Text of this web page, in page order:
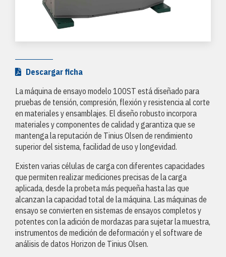
Descargar ficha
La máquina de ensayo modelo 100ST está diseñado para
pruebas de tensión, compresión, flexión y resistencia al corte
en materiales y ensamblajes. El diseño robusto incorpora
materiales y componentes de calidad y garantiza que se
mantenga la reputación de Tinius Olsen de rendimiento
superior del sistema, facilidad de uso y longevidad.
Existen varias células de carga con diferentes capacidades
que permiten realizar mediciones precisas de la carga
aplicada, desde la probeta más pequeña hasta las que
alcanzan la capacidad total de la máquina. Las máquinas de
ensayo se convierten en sistemas de ensayos completos y
potentes con la adición de mordazas para sujetar la muestra,
instrumentos de medición de deformación y el software de
análisis de datos Horizon de Tinius Olsen.